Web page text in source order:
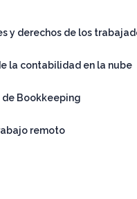
y derechos de los
la contabilidad en la nube
de Bookkeeping
remoto